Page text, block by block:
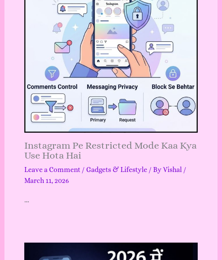
Instagram Pe Restricted Mode Kaa Kya
Use Hota Hai
Leave a Comment / Gadgets & Lifestyle/ ByVishal /
March 11, 2026
…